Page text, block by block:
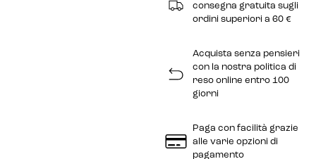
consegna gratuita sugli
ordini superiori a 60 €
Acquista senza pensieri
con la nostra politica di
reso online entro 100
giorni
Paga con facilità grazie
alle varie opzioni di
pagamento